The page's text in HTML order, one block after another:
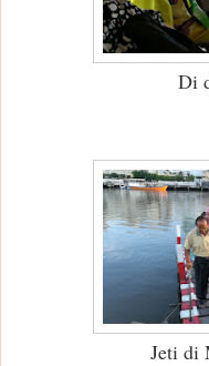
Di
Jeti di